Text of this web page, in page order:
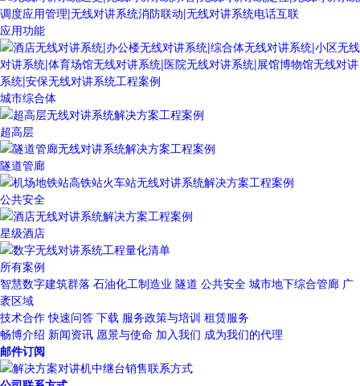
应用功能
城市综合体
超高层
隧道管廊
公共安全
星级酒店
所有案例
智慧数字建筑群落 石油化工制造业 隧道 公共安全 城市地下综合管廊 广
袤区域
技术合作 快速问答 下载 服务政策与培训 租赁服务
畅博介绍 新闻资讯 愿景与使命 加入我们 成为我们的代理
邮件订阅